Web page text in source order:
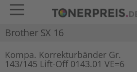
Brother SX 16
Kompa. Korrekturbänder Gr.
143/145 Lift-Off 0143.01 VE=6